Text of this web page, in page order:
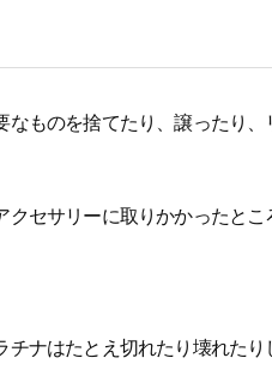
ものを捨てたり、譲ったり、
セサリーに取りかかったとこ
ナはたとえ切れたり壊れたり